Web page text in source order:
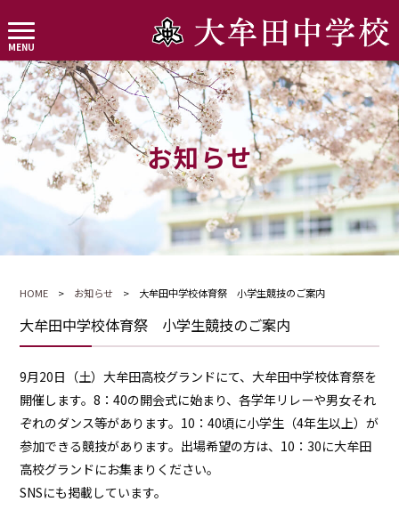
お知らせ
HOME > お知らせ > 大牟田中学校体育祭 小学生競技のご案内
大牟田中学校体育祭 小学生競技のご案内
9月20日（土）大牟田高校グランドにて、大牟田中学校体育祭を
開催します。8：40の開会式に始まり、各学年リレーや男女それ
ぞれのダンス等があります。10：40頃に小学生（4年生以上）が
参加できる競技があります。出場希望の方は、10：30に大牟田
高校グランドにお集まりください。
SNSにも掲載しています。